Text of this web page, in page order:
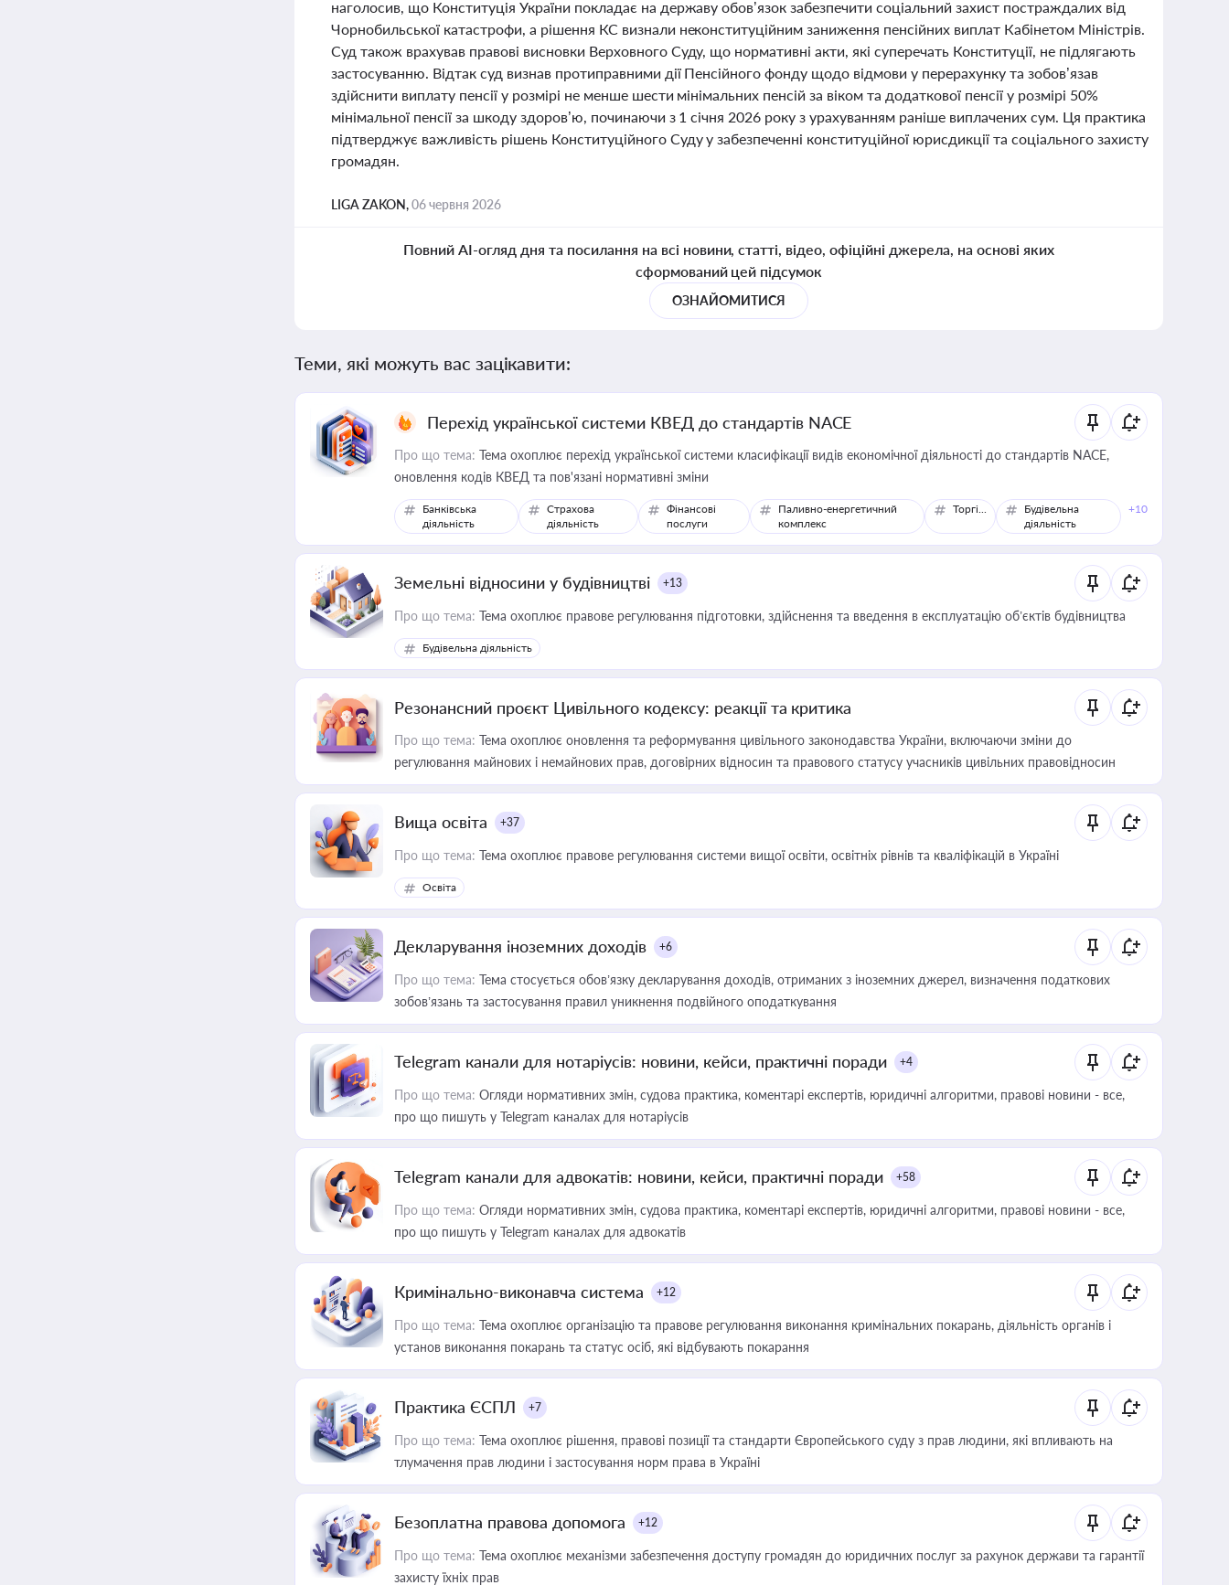
наголосив, що Конституція України покладає на державу обов’язок забезпечити соціальний захист постраждалих від
Чорнобильської катастрофи, а рішення КС визнали неконституційним заниження пенсійних виплат Кабінетом Міністрів.
Суд також врахував правові висновки Верховного Суду, що нормативні акти, які суперечать Конституції, не підлягають
застосуванню. Відтак суд визнав протиправними дії Пенсійного фонду щодо відмови у перерахунку та зобов’язав
здійснити виплату пенсії у розмірі не менше шести мінімальних пенсій за віком та додаткової пенсії у розмірі 50%
мінімальної пенсії за шкоду здоров’ю, починаючи з 1 січня 2026 року з урахуванням раніше виплачених сум. Ця практика
підтверджує важливість рішень Конституційного Суду у забезпеченні конституційної юрисдикції та соціального захисту
громадян.
LIGA ZAKON,06 червня 2026
Повний AI-огляд дня та посилання на всі новини, статті, відео, офіційні джерела, на основі яких
сформований цей підсумок
ОЗНАЙОМИТИСЯ
Теми, які можуть вас зацікавити:
Перехід української системи КВЕД до стандартів NACE
Про що тема: Тема охоплює перехід української системи класифікації видів економічної діяльності до стандартів NACE,
оновлення кодів КВЕД та пов'язані нормативні зміни
Банківська
діяльність
Страхова
діяльність
Фінансові
послуги
Паливно-енергетичний
комплекс
Торгівля
Будівельна
діяльність
+10
Земельні відносини у будівництві +13
Про що тема: Тема охоплює правове регулювання підготовки, здійснення та введення в експлуатацію об’єктів будівництва
Будівельна діяльність
Резонансний проєкт Цивільного кодексу: реакції та критика
Про що тема: Тема охоплює оновлення та реформування цивільного законодавства України, включаючи зміни до
регулювання майнових і немайнових прав, договірних відносин та правового статусу учасників цивільних правовідносин
Вища освіта +37
Про що тема: Тема охоплює правове регулювання системи вищої освіти, освітніх рівнів та кваліфікацій в Україні
Освіта
Декларування іноземних доходів +6
Про що тема: Тема стосується обов’язку декларування доходів, отриманих з іноземних джерел, визначення податкових
зобов’язань та застосування правил уникнення подвійного оподаткування
Telegram канали для нотаріусів: новини, кейси, практичні поради +4
Про що тема: Огляди нормативних змін, судова практика, коментарі експертів, юридичні алгоритми, правові новини - все,
про що пишуть у Telegram каналах для нотаріусів
Telegram канали для адвокатів: новини, кейси, практичні поради +58
Про що тема: Огляди нормативних змін, судова практика, коментарі експертів, юридичні алгоритми, правові новини - все,
про що пишуть у Telegram каналах для адвокатів
Кримінально-виконавча система +12
Про що тема: Тема охоплює організацію та правове регулювання виконання кримінальних покарань, діяльність органів і
установ виконання покарань та статус осіб, які відбувають покарання
Практика ЄСПЛ +7
Про що тема: Тема охоплює рішення, правові позиції та стандарти Європейського суду з прав людини, які впливають на
тлумачення прав людини і застосування норм права в Україні
Безоплатна правова допомога +12
Про що тема: Тема охоплює механізми забезпечення доступу громадян до юридичних послуг за рахунок держави та гарантії
захисту їхніх прав